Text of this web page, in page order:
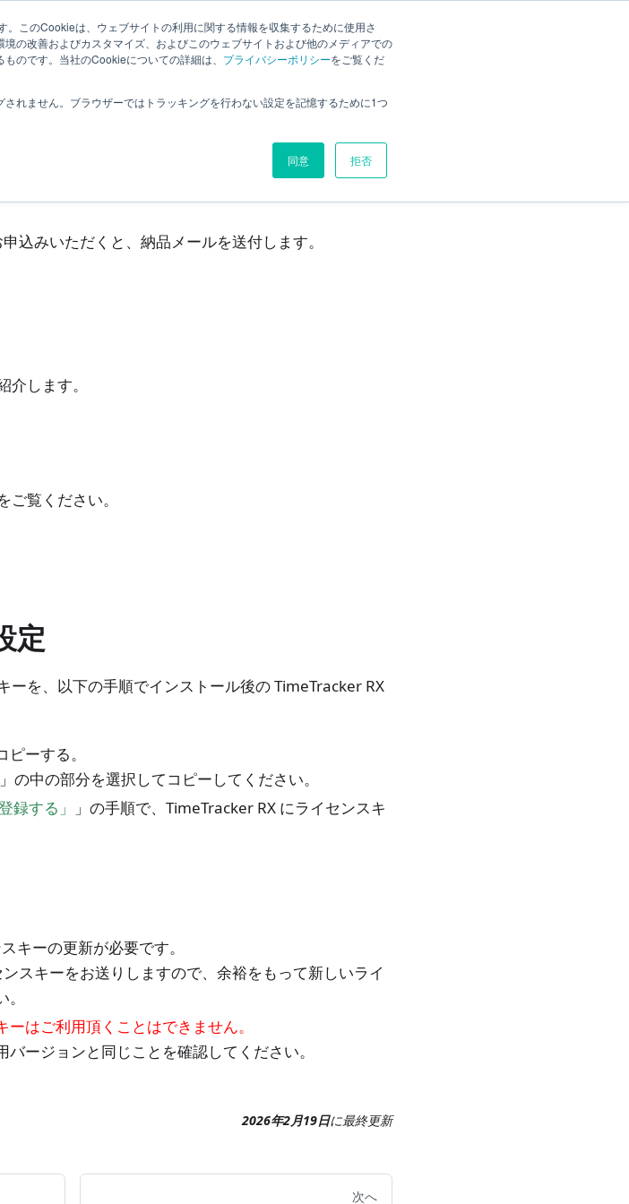
このCookieは、ウェブサイトの利用に関する情報を収集するために使用さ
の改善およびカスタマイズ、およびこのウェブサイトおよび他のメディアでの
のです。当社のCookieについての詳細は、 プライバシーポリシーをご覧くだ
れません。ブラウザーではトラッキングを行わない設定を記憶するために1つ
同意 拒否
ー
|
拡張機
能
ユーザー様の声 Current
内容
込みいただくと、納品メールを送付します。
します。
覧ください。
定
ーを、以下の手順でインストール後の TimeTracker RX
ーする。
の中の部分を選択してコピーしてください。
録する」
」の手順で、TimeTracker RX にライセンスキ
キーの更新が必要です。
スキーをお送りしますので、余裕をもって新しいライ
はご利用頂くことはできません。
ージョンと同じことを確認してください。
2026年2月19日に最終更新
次へ